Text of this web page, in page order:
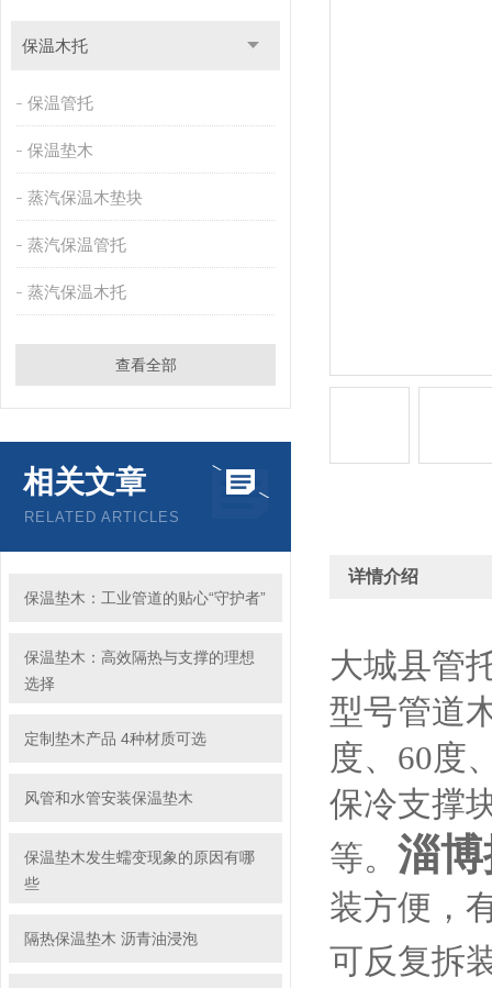
保温木托
保温管托
保温垫木
蒸汽保温木垫块
蒸汽保温管托
蒸汽保温木托
查看全部
相关文章
RELATED ARTICLES
保温垫木：工业管道的贴心“守护者”
保温垫木：高效隔热与支撑的理想
选择
定制垫木产品 4种材质可选
风管和水管安装保温垫木
保温垫木发生蠕变现象的原因有哪
些
隔热保温垫木 沥青油浸泡
详情介绍
大城县管
型号管道
度、60度
保冷支撑
等。 淄
装方便，
可反复拆